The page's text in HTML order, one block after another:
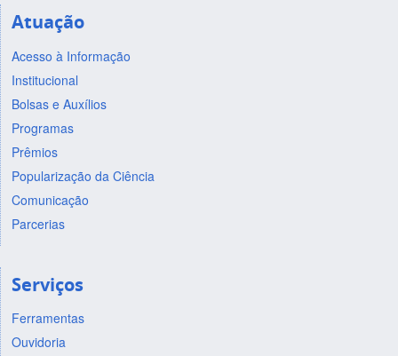
Atuação
Acesso à Informação
Institucional
Bolsas e Auxílios
Programas
Prêmios
Popularização da Ciência
Comunicação
Parcerias
Serviços
Ferramentas
Ouvidoria